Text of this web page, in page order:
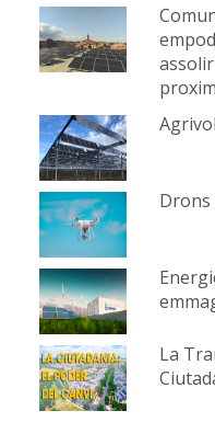
Drons
La